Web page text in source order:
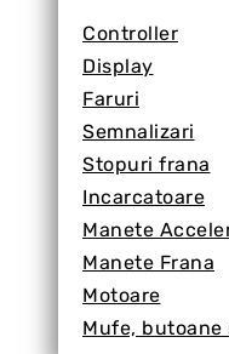
Controller
Display
Faruri
Semnalizari
Stopuri frana
Incarcatoare
Manete
Manete Frana
Motoare
Mufe,